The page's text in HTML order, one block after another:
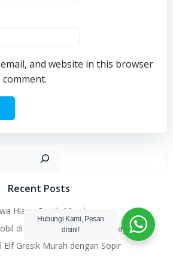
and website in this browser
Recent Posts
Hiace Gresik Murah
di Gresik Murah & Terpercaya
Elf Gresik Murah dengan Sopir
Hubungi Kami, Pesan
disini!